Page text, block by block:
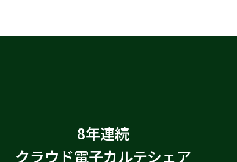
8年連続
クラウド電子カルテシェア